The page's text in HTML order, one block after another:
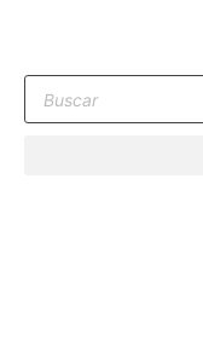
conteúdo
Pesquisar
produtos